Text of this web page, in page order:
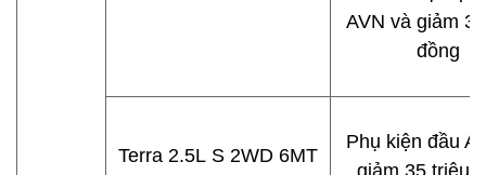
AVN và giảm
đồng
Terra 2.5L S 2WD 6MT
Phụ kiện đầu
giảm 35 triệu